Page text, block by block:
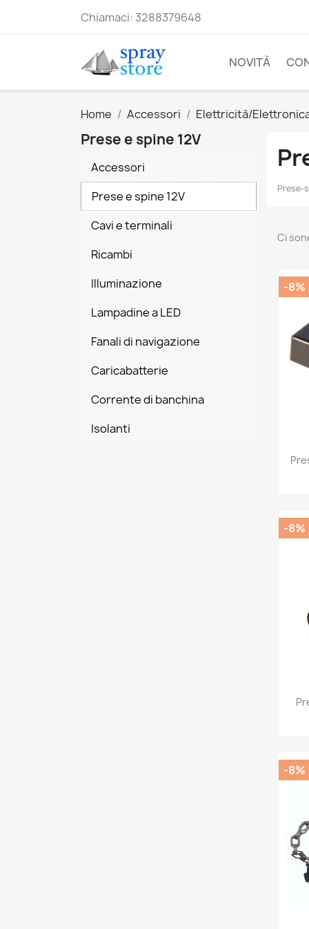
Chiamaci: 3288379648
NOVITÀ
Home Accessori Elettricità/
Prese e spine 12V
Accessori
Prese e spine 12V
Cavi e terminali
Ricambi
Illuminazione
Lampadine a LED
Fanali di navigazione
Caricabatterie
Corrente di banchina
Isolanti
Prese-
Ci
-8%
-8%
-8%